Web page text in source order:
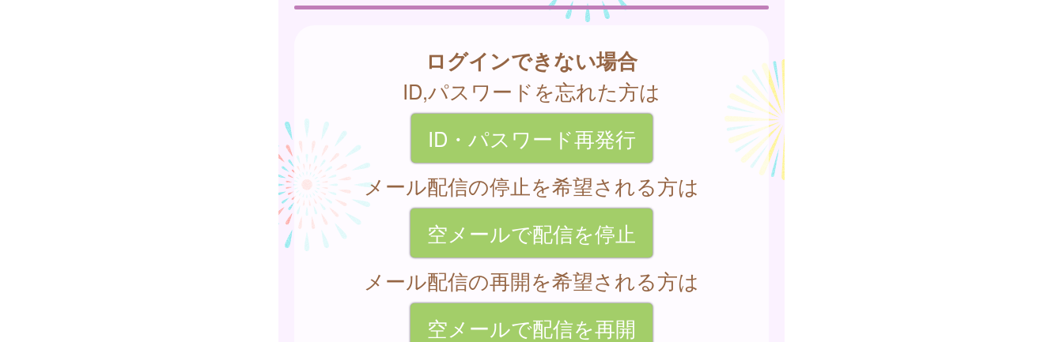
ログインできない場合
ID,パスワードを忘れた方は
ID・パスワード再発行
メール配信の停止を希望される方は
空メールで配信を停止
メール配信の再開を希望される方は
空メールで配信を再開